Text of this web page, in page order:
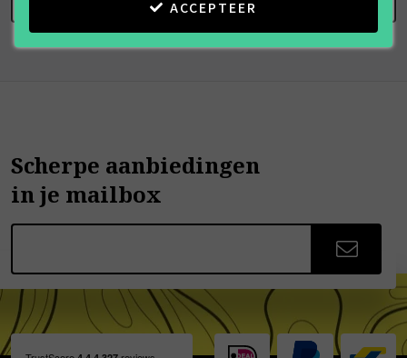
Scherpe aanbiedingen
in je mailbox
ACCEPTEER